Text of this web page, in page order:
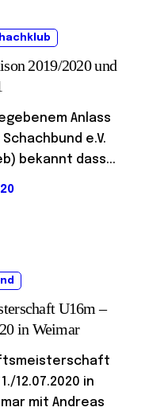
2019/2020 und
Anlass
e.V.
bekannt dass...
U16m –
in Weimar
12.07.2020 in
mit Andreas